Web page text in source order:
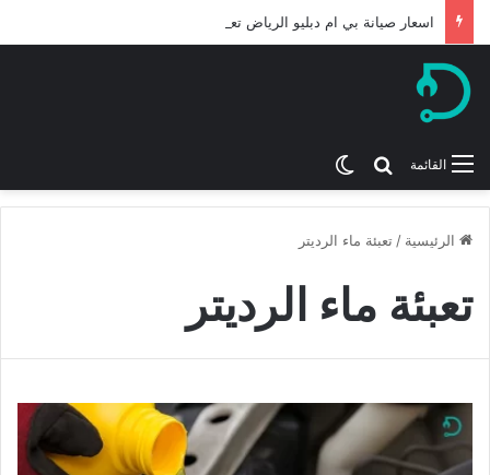
اسعار صيانة بي ام دبليو الرياض تعرف عليها لعام 2026
القائمة بحث عن
الرئيسية / تعبئة ماء الرديتر
تعبئة ماء الرديتر